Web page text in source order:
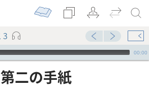
3
00:00
二​の​手紙